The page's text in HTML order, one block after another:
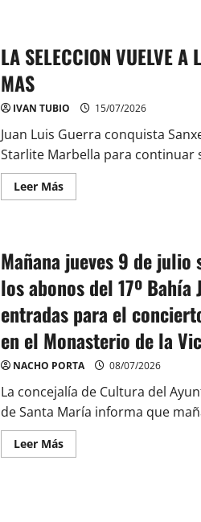
DEL
MUNDO
POR
LA SELECCION VUELVE A
MAS
IVAN TUBIO 15/07/2026
Juan Luis Guerra conquista
Starlite Marbella para continuar
Leer MásLeer
más
VUELVE
A
LA
FINAL
UNA
VEZ
MAS
Mañana jueves 9 de julio
los abonos del 17º Bahía
entradas para el
en el Monasterio de la
NACHO PORTA 08/07/2026
La concejalía de Cultura del
de Santa María informa que
Leer MásLeer
más